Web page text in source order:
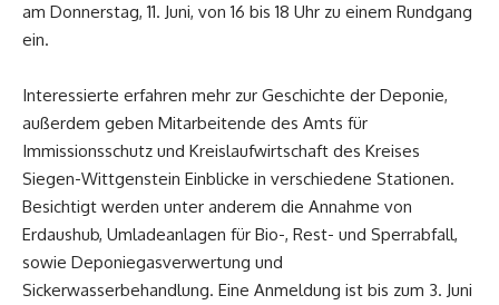
am Donnerstag, 11. Juni, von 16 bis 18 Uhr zu einem Rundgang
ein.
Interessierte erfahren mehr zur Geschichte der Deponie,
außerdem geben Mitarbeitende des Amts für
Immissionsschutz und Kreislaufwirtschaft des Kreises
Siegen-Wittgenstein Einblicke in verschiedene Stationen.
Besichtigt werden unter anderem die Annahme von
Erdaushub, Umladeanlagen für Bio-, Rest- und Sperrabfall,
sowie Deponiegasverwertung und
Sickerwasserbehandlung. Eine Anmeldung ist bis zum 3. Juni